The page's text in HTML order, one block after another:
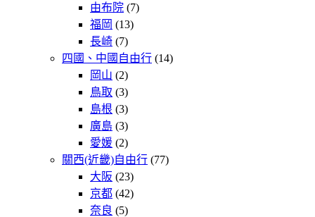
由布院 (7)
福岡 (13)
長崎 (7)
四國、中國自由行 (14)
岡山 (2)
鳥取 (3)
島根 (3)
廣島 (3)
愛媛 (2)
關西(近畿)自由行 (77)
大阪 (23)
京都 (42)
奈良 (5)